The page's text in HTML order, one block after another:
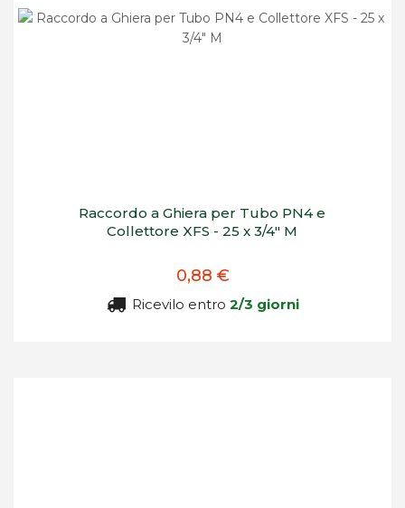
Raccordo a Ghiera per Tubo PN4 e
Collettore XFS - 25 x 3/4" M
0,88 €
Ricevilo entro 2/3 giorni